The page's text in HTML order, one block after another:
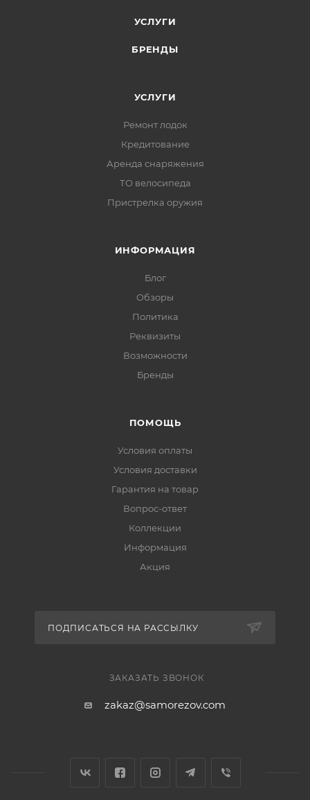
УСЛУГИ
БРЕНДЫ
УСЛУГИ
Ремонт лодок
Кредитование
Аренда снаряжения
ТО велосипеда
Пристрелка оружия
ИНФОРМАЦИЯ
Блог
Обзоры
Политика
Реквизиты
Возможности
Бренды
ПОМОЩЬ
Условия оплаты
Условия доставки
Гарантия на товар
Вопрос-ответ
Коллекции
Информация
Акция
ПОДПИСАТЬСЯ НА РАССЫЛКУ
ЗАКАЗАТЬ ЗВОНОК
zakaz@samorezov.com